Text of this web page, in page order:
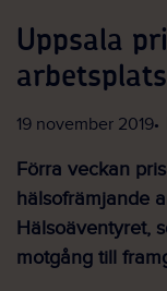
Uppsala
arbetsplats
19 november 2019
Förra veckan
hälsofrämjande
Hälsoäventyret,
motgång till